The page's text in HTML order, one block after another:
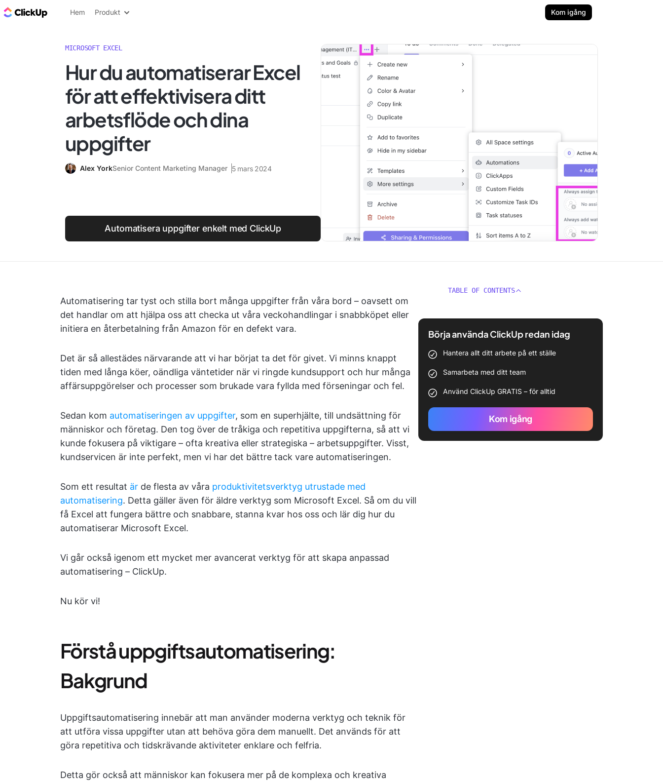
ClickUp-bloggen
Hem Produkt Kom igång
MICROSOFT EXCEL
Hur du automatiserar Excel
för att effektivisera ditt
arbetsflöde och dina
uppgifter
Alex YorkSenior Content Marketing Manager 5 mars 2024
Automatisera uppgifter enkelt med ClickUp
Automatisering tar tyst och stilla bort många uppgifter från våra bord – oavsett om
det handlar om att hjälpa oss att checka ut våra veckohandlingar i snabbköpet eller
initiera en återbetalning från Amazon för en defekt vara.
Det är så allestädes närvarande att vi har börjat ta det för givet. Vi minns knappt
tiden med långa köer, oändliga väntetider när vi ringde kundsupport och hur många
affärsuppgörelser och processer som brukade vara fyllda med förseningar och fel.
Sedan kom automatiseringen av uppgifter, som en superhjälte, till undsättning för
människor och företag. Den tog över de tråkiga och repetitiva uppgifterna, så att vi
kunde fokusera på viktigare – ofta kreativa eller strategiska – arbetsuppgifter. Visst,
kundservicen är inte perfekt, men vi har det bättre tack vare automatiseringen.
Som ett resultat är de flesta av våra produktivitetsverktyg utrustade med
automatisering. Detta gäller även för äldre verktyg som Microsoft Excel. Så om du vill
få Excel att fungera bättre och snabbare, stanna kvar hos oss och lär dig hur du
automatiserar Microsoft Excel.
Vi går också igenom ett mycket mer avancerat verktyg för att skapa anpassad
automatisering – ClickUp.
Nu kör vi!
Förstå uppgiftsautomatisering:
Bakgrund
Uppgiftsautomatisering innebär att man använder moderna verktyg och teknik för
att utföra vissa uppgifter utan att behöva göra dem manuellt. Det används för att
göra repetitiva och tidskrävande aktiviteter enklare och felfria.
Detta gör också att människor kan fokusera mer på de komplexa och kreativa
TABLE OF CONTENTS
Börja använda ClickUp redan idag
Hantera allt ditt arbete på ett ställe
Samarbeta med ditt team
Använd ClickUp GRATIS – för alltid
Kom igång